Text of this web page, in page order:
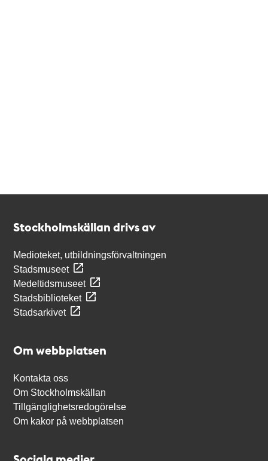
Stockholmskällan drivs av
Medioteket, utbildningsförvaltningen
Stadsmuseet
Medeltidsmuseet
Stadsbiblioteket
Stadsarkivet
Om webbplatsen
Kontakta oss
Om Stockholmskällan
Tillgänglighetsredogörelse
Om kakor på webbplatsen